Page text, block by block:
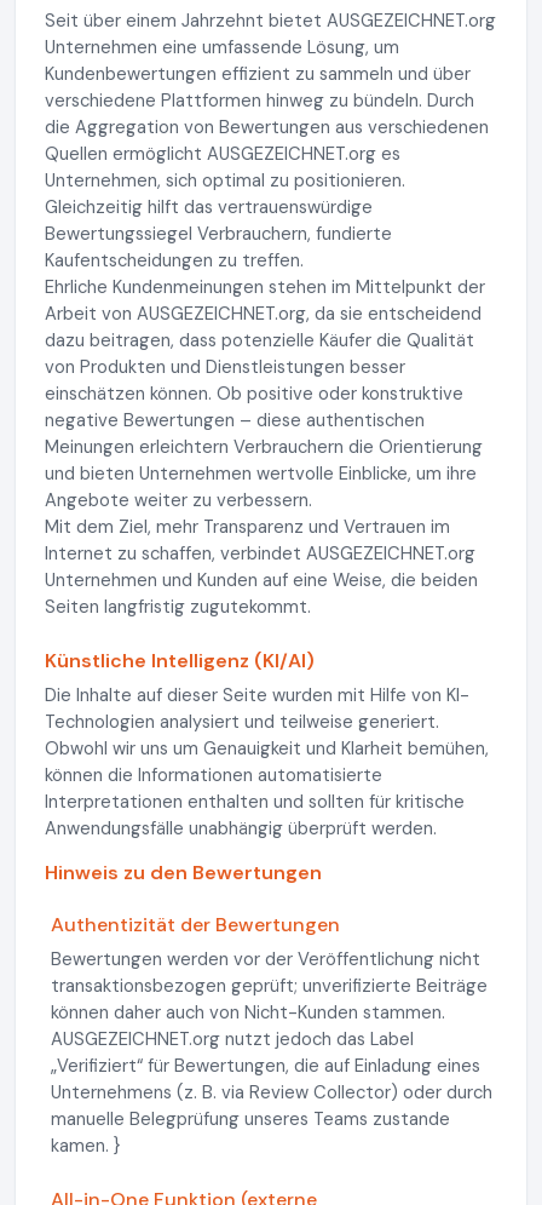
Seit über einem Jahrzehnt bietet AUSGEZEICHNET.org
Unternehmen eine umfassende Lösung, um
Kundenbewertungen effizient zu sammeln und über
verschiedene Plattformen hinweg zu bündeln. Durch
die Aggregation von Bewertungen aus verschiedenen
Quellen ermöglicht AUSGEZEICHNET.org es
Unternehmen, sich optimal zu positionieren.
Gleichzeitig hilft das vertrauenswürdige
Bewertungssiegel Verbrauchern, fundierte
Kaufentscheidungen zu treffen.
Ehrliche Kundenmeinungen stehen im Mittelpunkt der
Arbeit von AUSGEZEICHNET.org, da sie entscheidend
dazu beitragen, dass potenzielle Käufer die Qualität
von Produkten und Dienstleistungen besser
einschätzen können. Ob positive oder konstruktive
negative Bewertungen – diese authentischen
Meinungen erleichtern Verbrauchern die Orientierung
und bieten Unternehmen wertvolle Einblicke, um ihre
Angebote weiter zu verbessern.
Mit dem Ziel, mehr Transparenz und Vertrauen im
Internet zu schaffen, verbindet AUSGEZEICHNET.org
Unternehmen und Kunden auf eine Weise, die beiden
Seiten langfristig zugutekommt.
Künstliche Intelligenz (KI/AI)
Die Inhalte auf dieser Seite wurden mit Hilfe von KI-
Technologien analysiert und teilweise generiert.
Obwohl wir uns um Genauigkeit und Klarheit bemühen,
können die Informationen automatisierte
Interpretationen enthalten und sollten für kritische
Anwendungsfälle unabhängig überprüft werden.
Hinweis zu den Bewertungen
Authentizität der Bewertungen
Bewertungen werden vor der Veröffentlichung nicht
transaktionsbezogen geprüft; unverifizierte Beiträge
können daher auch von Nicht-Kunden stammen.
AUSGEZEICHNET.org nutzt jedoch das Label
„Verifiziert“ für Bewertungen, die auf Einladung eines
Unternehmens (z. B. via Review Collector) oder durch
manuelle Belegprüfung unseres Teams zustande
kamen. }
All-in-One Funktion (externe